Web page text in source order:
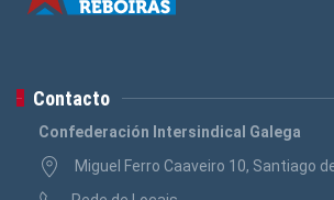
Contacto
Confederación Intersindical Galega
Miguel Ferro Caaveiro 10, Santiago